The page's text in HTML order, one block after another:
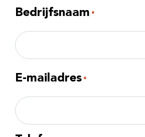
Bedrijfsnaam *
E-mailadres *